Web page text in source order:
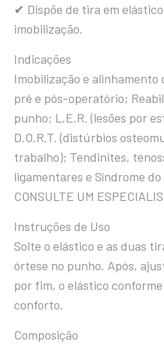
✔ Dispõe de tira em
imobilização.
Indicações
Imobilização e
pré e pós-operatório;
punho; L.E.R. (lesões por
D.O.R.T. (distúrbios
trabalho); Tendinites,
ligamentares e Síndrome
CONSULTE UM
Instruções de Uso
Solte o elástico e as duas
órtese no punho. Após,
por fim, o elástico
conforto.
Composição